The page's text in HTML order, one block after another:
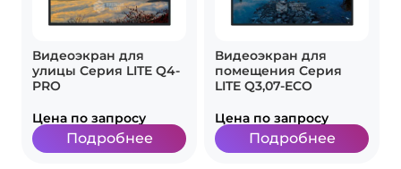
Видеоэкран для
улицы Серия LITE Q4-
PRO
Цена по запросу
Подробнее
Видеоэкран для
помещения Серия
LITE Q3,07-ECO
Цена по запросу
Подробнее